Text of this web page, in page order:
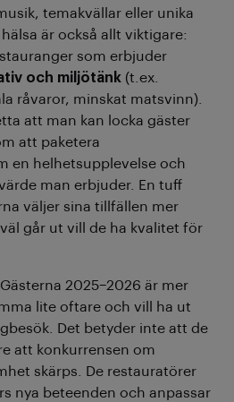
temakvällar eller unika
är också allt viktigare:
som erbjuder
och miljötänk (t.ex.
råvaror, minskat matsvinn).
att man kan locka gäster
att paketera
en helhetsupplevelse och
man erbjuder. En tuff
väljer sina tillfällen mer
går ut vill de ha kvalitet för
Gästerna 2025–2026 är mer
lite oftare och vill ha ut
Det betyder inte att de
att konkurrensen om
skärps. De restauratörer
nya beteenden och anpassar